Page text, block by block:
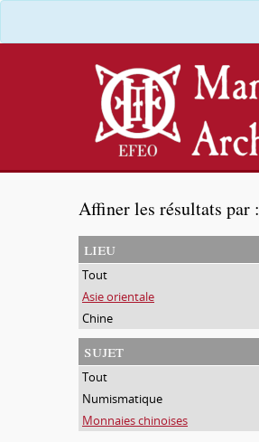
Affiner les résultats par :
lieu
Tout
Asie orientale
Chine
sujet
Tout
Numismatique
Monnaies chinoises